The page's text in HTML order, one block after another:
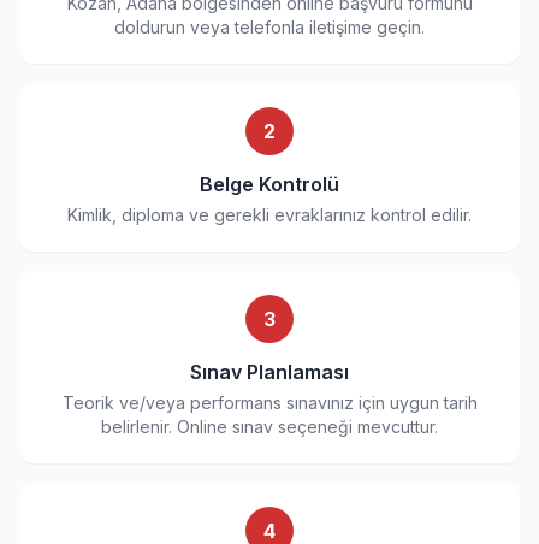
doldurun veya telefonla iletişime geçin.
2
Belge Kontrolü
Kimlik, diploma ve gerekli evraklarınız kontrol edilir.
3
Sınav Planlaması
Teorik ve/veya performans sınavınız için uygun tarih
belirlenir. Online sınav seçeneği mevcuttur.
4